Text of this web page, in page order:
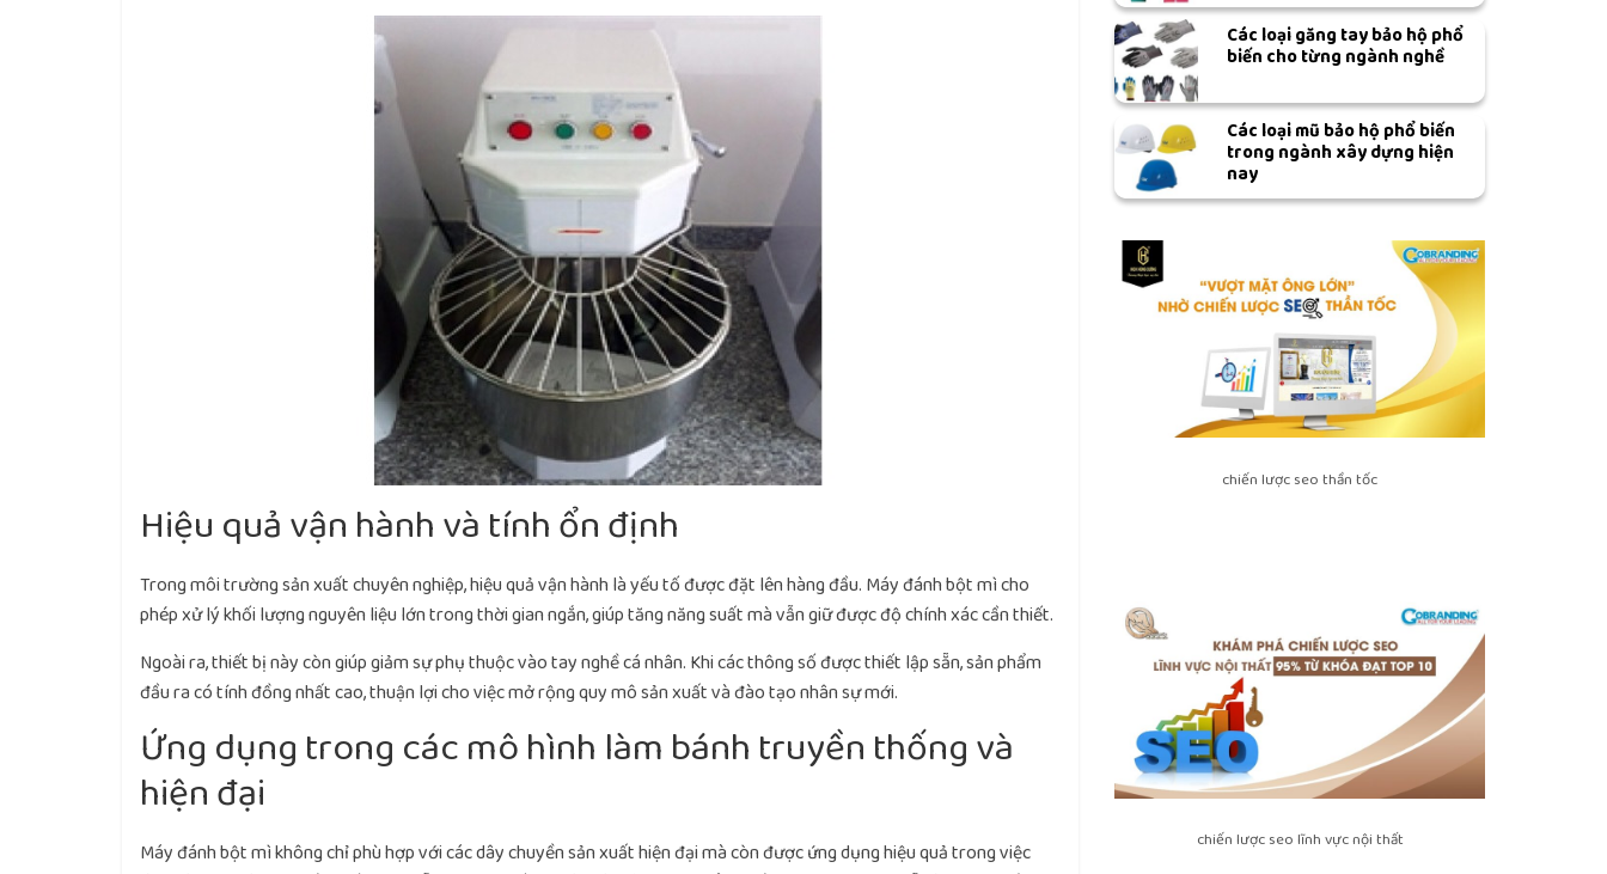
Hiệu quả vận hành và tính ổn định
Trong môi trường sản xuất chuyên nghiệp, hiệu quả vận hành là yếu tố được đặt lên hàng đầu. Máy đánh bột mì cho
phép xử lý khối lượng nguyên liệu lớn trong thời gian ngắn, giúp tăng năng suất mà vẫn giữ được độ chính xác cần thiết.
Ngoài ra, thiết bị này còn giúp giảm sự phụ thuộc vào tay nghề cá nhân. Khi các thông số được thiết lập sẵn, sản phẩm
đầu ra có tính đồng nhất cao, thuận lợi cho việc mở rộng quy mô sản xuất và đào tạo nhân sự mới.
Ứng dụng trong các mô hình làm bánh truyền thống và
hiện đại
Máy đánh bột mì không chỉ phù hợp với các dây chuyền sản xuất hiện đại mà còn được ứng dụng hiệu quả trong việc
Các loại găng tay bảo hộ phổ
biến cho từng ngành nghề
Các loại mũ bảo hộ phổ biến
trong ngành xây dựng hiện
nay
chiến lược seo thần tốc
chiến lược seo lĩnh vực nội thất